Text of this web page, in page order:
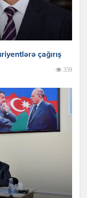
çağırış
359